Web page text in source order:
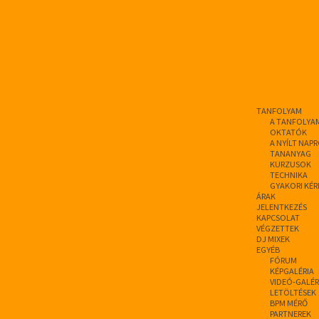
TANFOLYAM
A
OKTATÓK
A NYÍLT
TANANYAG
KURZUSOK
TECHNIKA
GYAKORI
ÁRAK
JELENTKEZÉS
KAPCSOLAT
VÉGZETTEK
DJ MIXEK
EGYÉB
FÓRUM
KÉPGALÉRIA
VIDEÓ-
LETÖLTÉSEK
BPM MÉRŐ
PARTNEREK